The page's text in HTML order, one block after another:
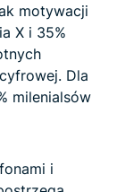
motywacji
X i 35%
Dla
milenialsów
i